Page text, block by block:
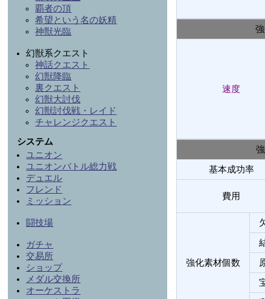
速度
基本成功率
費用
強化素材個数
覇者の頂
希望という名の妖精
神獣光臨
幻獣系クエスト
神話クエスト
幻獣降臨
裏クエスト
幻獣大討伐
幻獣討伐戦・レイド
チャレンジクエスト
システム
ユニオン
ユニオンバトル総力戦
デュエル
フレンド
ミッション
闘技場
ガチャ
交易所
ショップ
メダル交換所
オーケストラ